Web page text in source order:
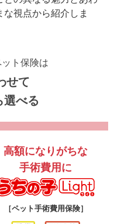
視点から紹介しま
ト保険は
せて
選べる
高額になりがちな
手術費用に
［ペット手術費用保険］